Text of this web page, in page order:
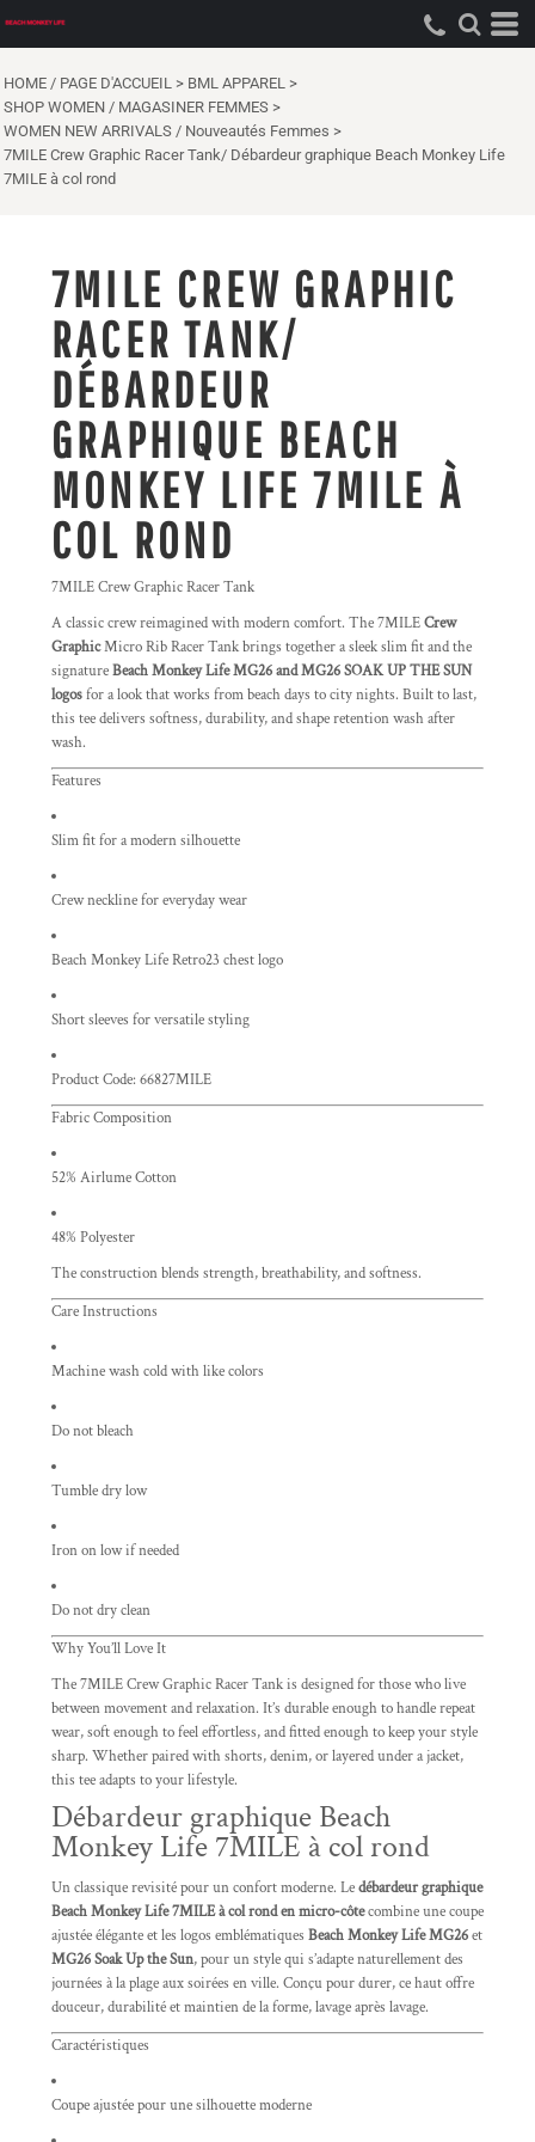
HOME / PAGE D'ACCUEIL > BML APPAREL >
SHOP WOMEN / MAGASINER FEMMES >
WOMEN NEW ARRIVALS / Nouveautés Femmes >
7MILE Crew Graphic Racer Tank/ Débardeur graphique Beach Monkey Life
7MILE à col rond
7MILE CREW GRAPHIC
RACER TANK/
DÉBARDEUR
GRAPHIQUE BEACH
MONKEY LIFE 7MILE À
COL ROND
7MILE Crew Graphic Racer Tank
A classic crew reimagined with modern comfort. The 7MILECrew
GraphicMicro Rib Racer Tank brings together a sleek slim fit and the
signatureBeach Monkey Life MG26 and MG26 SOAK UP THE SUN
logosfor a look that works from beach days to city nights. Built to last,
this tee delivers softness, durability, and shape retention wash after
wash.
Features
Slim fit for a modern silhouette
Crew neckline for everyday wear
Beach Monkey Life Retro23 chest logo
Short sleeves for versatile styling
Product Code: 66827MILE
Fabric Composition
52% Airlume Cotton
48% Polyester
The construction blends strength, breathability, and softness.
Care Instructions
Machine wash cold with like colors
Do not bleach
Tumble dry low
Iron on low if needed
Do not dry clean
Why You’ll Love It
The 7MILE Crew Graphic Racer Tank is designed for those who live
between movement and relaxation. It’s durable enough to handle repeat
wear, soft enough to feel effortless, and fitted enough to keep your style
sharp. Whether paired with shorts, denim, or layered under a jacket,
this tee adapts to your lifestyle.
Débardeur graphique Beach
Monkey Life 7MILE à col rond
Un classique revisité pour un confort moderne. Ledébardeur graphique
Beach Monkey Life 7MILE à col rond en micro-côtecombine une coupe
ajustée élégante et les logos emblématiques Beach Monkey Life MG26et
MG26 Soak Up the Sun, pour un style qui s’adapte naturellement des
journées à la plage aux soirées en ville. Conçu pour durer, ce haut offre
douceur, durabilité et maintien de la forme, lavage après lavage.
Caractéristiques
Coupe ajustée pour une silhouette moderne